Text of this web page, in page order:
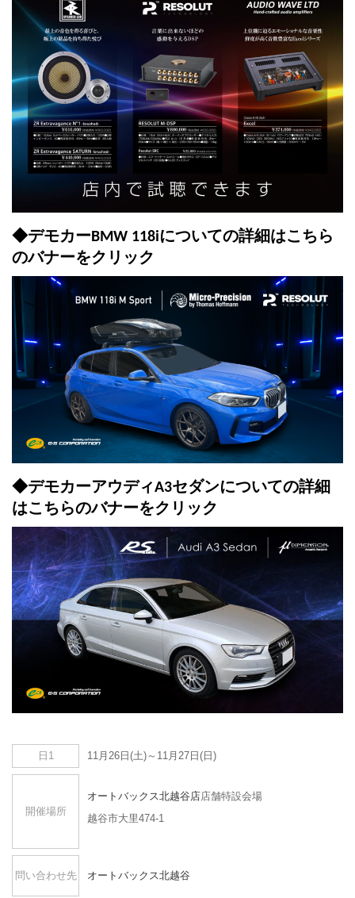
◆デモカーBMW 118iについての詳細はこちら
のバナーをクリック
◆デモカーアウディA3セダンについての詳細
はこちらのバナーをクリック
日1 11月26日(土)～11月27日(日)
開催場所
オートバックス北越谷店店舗特設会場
越谷市大里474-1
問い合わせ先 オートバックス北越谷